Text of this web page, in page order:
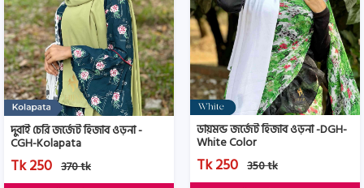
দুবাই চেরি জর্জেট হিজাব ওড়না -
CGH-Kolapata
Tk 250 370 tk
ডায়মন্ড জর্জেট হিজাব ওড়না -DGH-
White Color
Tk 250 350 tk